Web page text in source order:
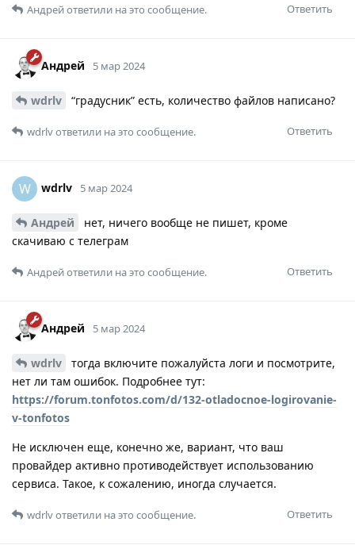
Ответить
Андрейответили на это сообщение.
Андрей 5 мар 2024
wdrlv “градусник” есть, количество файлов написано?
Ответить
wdrlvответили на это сообщение.
W wdrlv 5 мар 2024
Андрей
нет, ничего вообще не пишет, кроме
скачиваю с телеграм
Ответить
Андрейответили на это сообщение.
Андрей 5 мар 2024
wdrlv
тогда включите пожалуйста логи и посмотрите,
нет ли там ошибок. Подробнее тут:
https://forum.tonfotos.com/d/132-otladocnoe-logirovanie-
v-tonfotos
Не исключен еще, конечно же, вариант, что ваш
провайдер активно противодействует использованию
сервиса. Такое, к сожалению, иногда случается.
Ответить
wdrlvответили на это сообщение.